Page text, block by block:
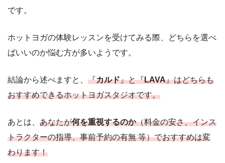
です。
ホットヨガの体験レッスンを受けてみる際、どちらを選べ
ばいいのか悩む方が多いようです。
結論から述べますと、 『カルド』と『LAVA』はどちらも
おすすめできるホットヨガスタジオです。
あとは、 あなたが何を重視するのか（料金の安さ、インス
トラクターの指導、事前予約の有無 等）でおすすめは変
わります！